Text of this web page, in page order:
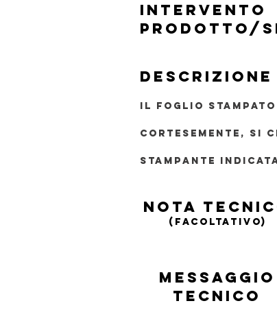
INTERVENTO
PRODOTTO/
IL FOGLIO
CORTESEMENTE, SI
STAMPANTE
nota
(FACOLTATIVO)
MESSAGGIO
TECNICO